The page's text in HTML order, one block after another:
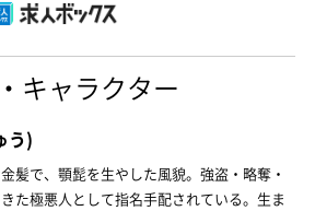
キャラクター
う)
髪で、顎髭を生やした風貌。強盗・略奪・
た極悪人として指名手配されている。生ま